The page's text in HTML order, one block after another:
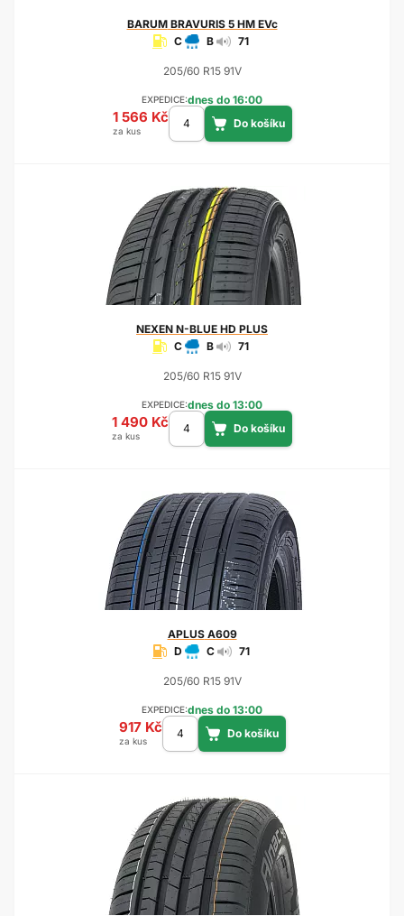
BARUMBRAVURIS 5 HM EVc
C
B 71
205/60 R15 91V
EXPEDICE:dnes do 16:00
1 566 Kč
za kus
NEXEN N-BLUE HD PLUS
C
B 71
205/60 R15 91V
EXPEDICE:dnes do 13:00
1 490 Kč
za kus
APLUSA609
D
C 71
205/60 R15 91V
EXPEDICE:dnes do 13:00
917 Kč
za kus